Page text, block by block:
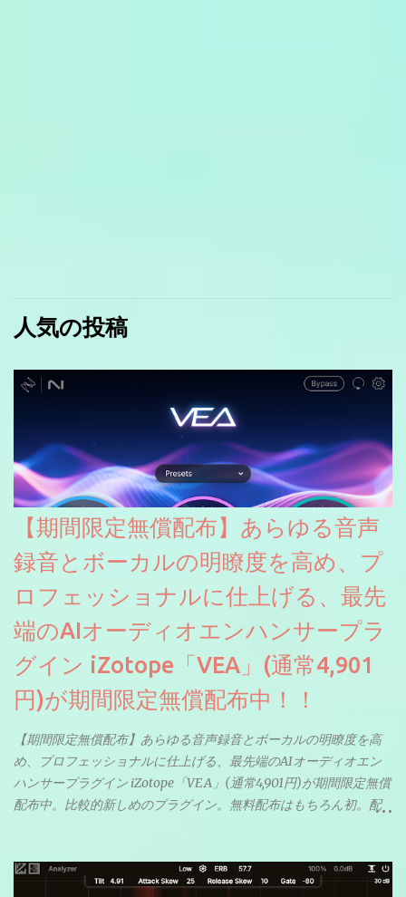
人気の投稿
【期間限定無償配布】あらゆる音声
録音とボーカルの明瞭度を高め、プ
ロフェッショナルに仕上げる、最先
端のAIオーディオエンハンサープラ
グイン iZotope「VEA」(通常4,901
円)が期間限定無償配布中！！
【期間限定無償配布】あらゆる音声録音とボーカルの明瞭度を高
め、プロフェッショナルに仕上げる、最先端のAIオーディオエン
ハンサープラグイン iZotope「VEA」(通常4,901円)が期間限定無償
配布中。比較的新しめのプラグイン。無料配布はもちろん初。配